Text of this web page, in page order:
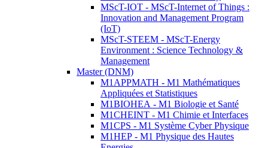
MScT-IOT - MScT-Internet of Things :
Innovation and Management Program
(IoT)
MScT-STEEM - MScT-Energy
Environment : Science Technology &
Management
Master (DNM)
M1APPMATH - M1 Mathématiques
Appliquées et Statistiques
M1BIOHEA - M1 Biologie et Santé
M1CHEINT - M1 Chimie et Interfaces
M1CPS - M1 Système Cyber Physique
M1HEP - M1 Physique des Hautes